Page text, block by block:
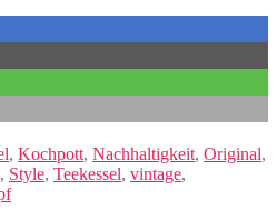
, Kochpott, Nachhaltigkeit, Original,
, Style, Teekessel, vintage,